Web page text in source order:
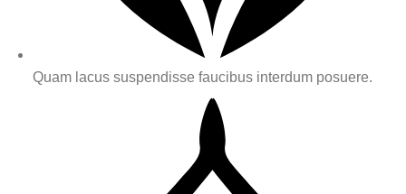
Quam lacus suspendisse faucibus interdum posuere.